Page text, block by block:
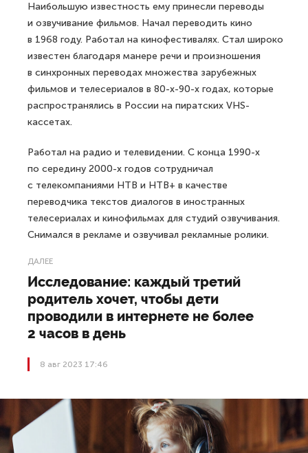
Наибольшую известность ему принесли переводы
и озвучивание фильмов. Начал переводить кино
в 1968 году. Работал на кинофестивалях. Стал широко
известен благодаря манере речи и произношения
в синхронных переводах множества зарубежных
фильмов и телесериалов в 80-х-90-х годах, которые
распространялись в России на пиратских VHS-
кассетах.
Работал на радио и телевидении. С конца 1990-х
по середину 2000-х годов сотрудничал
с телекомпаниями НТВ и НТВ+ в качестве
переводчика текстов диалогов в иностранных
телесериалах и кинофильмах для студий озвучивания.
Снимался в рекламе и озвучивал рекламные ролики.
ДАЛЕЕ
Исследование: каждый третий
родитель хочет, чтобы дети
проводили в интернете не более
2 часов в день
8 авг 2023 17:46